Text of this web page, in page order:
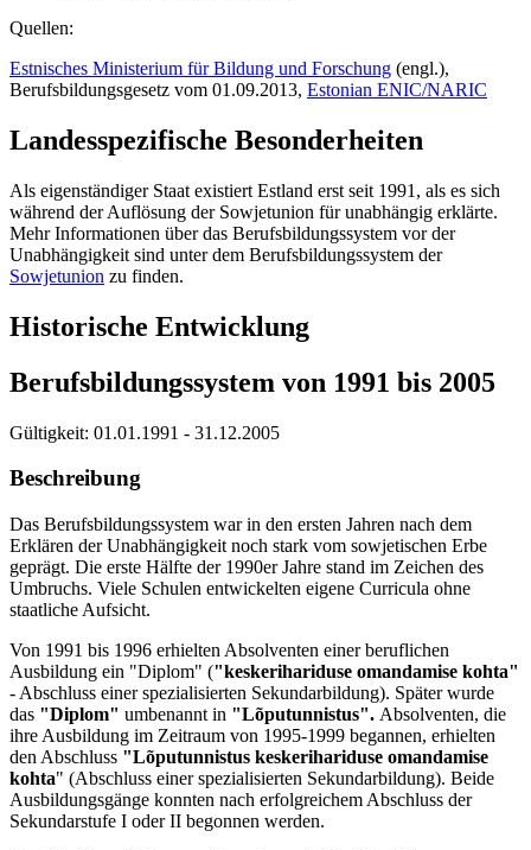
Quellen:
Estnisches Ministerium für Bildung und Forschung (engl.),
Berufsbildungsgesetz vom 01.09.2013, Estonian ENIC/NARIC
Landesspezifische Besonderheiten
Als eigenständiger Staat existiert Estland erst seit 1991, als es sich
während der Auflösung der Sowjetunion für unabhängig erklärte.
Mehr Informationen über das Berufsbildungssystem vor der
Unabhängigkeit sind unter dem Berufsbildungssystem der
Sowjetunion zu finden.
Historische Entwicklung
Berufsbildungssystem von 1991 bis 2005
Gültigkeit: 01.01.1991 - 31.12.2005
Beschreibung
Das Berufsbildungssystem war in den ersten Jahren nach dem
Erklären der Unabhängigkeit noch stark vom sowjetischen Erbe
geprägt. Die erste Hälfte der 1990er Jahre stand im Zeichen des
Umbruchs. Viele Schulen entwickelten eigene Curricula ohne
staatliche Aufsicht.
Von 1991 bis 1996 erhielten Absolventen einer beruflichen
Ausbildung ein "Diplom" ("keskerihariduse omandamise kohta"
- Abschluss einer spezialisierten Sekundarbildung). Später wurde
das "Diplom" umbenannt in "Lõputunnistus". Absolventen, die
ihre Ausbildung im Zeitraum von 1995-1999 begannen, erhielten
den Abschluss "Lõputunnistus keskerihariduse omandamise
kohta" (Abschluss einer spezialisierten Sekundarbildung). Beide
Ausbildungsgänge konnten nach erfolgreichem Abschluss der
Sekundarstufe I oder II begonnen werden.